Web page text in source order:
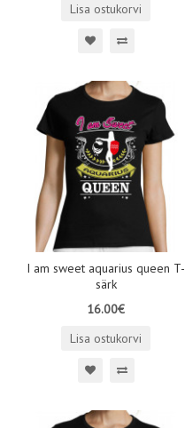
Lisa ostukorvi
I am sweet aquarius queen T-
särk
16.00€
Lisa ostukorvi